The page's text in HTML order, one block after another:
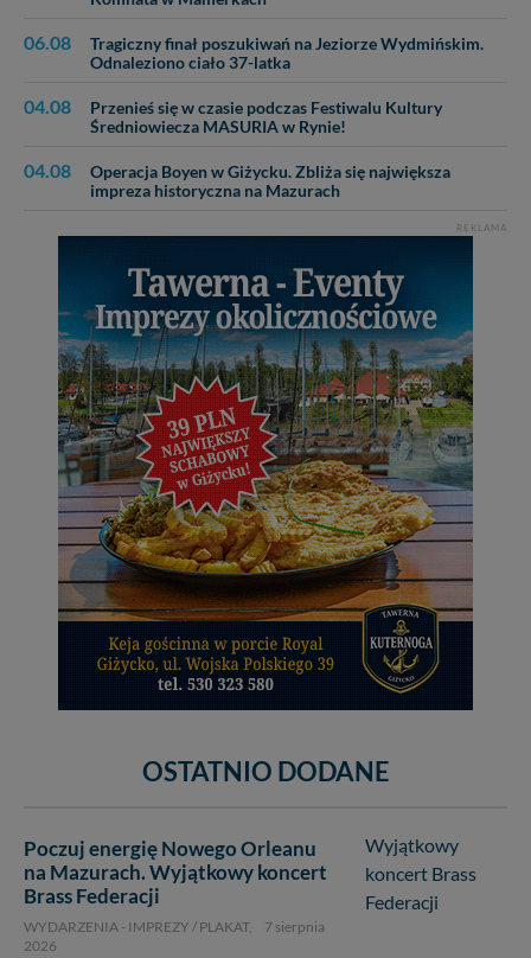
06.08
Tragiczny finał poszukiwań na Jeziorze Wydmińskim.
Odnaleziono ciało 37-latka
04.08
Przenieś się w czasie podczas Festiwalu Kultury
Średniowiecza MASURIA w Rynie!
04.08
Operacja Boyen w Giżycku. Zbliża się największa
impreza historyczna na Mazurach
REKLAMA
OSTATNIO DODANE
Poczuj energię Nowego Orleanu
na Mazurach. Wyjątkowy koncert
Brass Federacji
WYDARZENIA - IMPREZY / PLAKAT,
7 sierpnia
2026
Dziękujemy, i życzmy miłego odkrywania Mazur na
nowo...